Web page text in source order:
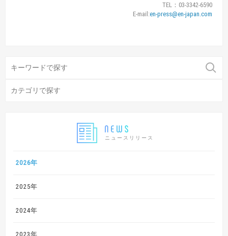
ニュースリリース
2026年
2025年
2024年
2023年
TEL：03-3342-6590
E-mail:en-press@en-japan.com